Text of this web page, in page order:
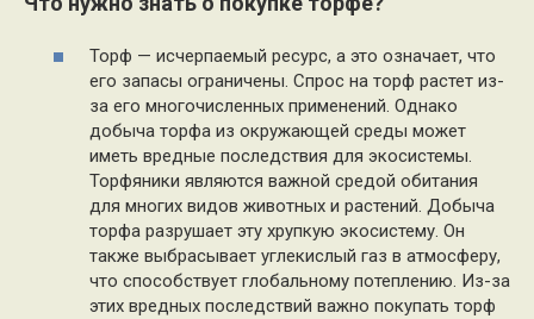
Торф — исчерпаемый ресурс, а это означает, что
его запасы ограничены. Спрос на торф растет из-
за его многочисленных применений. Однако
добыча торфа из окружающей среды может
иметь вредные последствия для экосистемы.
Торфяники являются важной средой обитания
для многих видов животных и растений. Добыча
торфа разрушает эту хрупкую экосистему. Он
также выбрасывает углекислый газ в атмосферу,
что способствует глобальному потеплению. Из-за
этих вредных последствий важно покупать торф